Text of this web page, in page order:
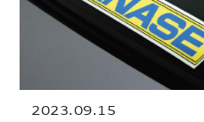
2023.09.15